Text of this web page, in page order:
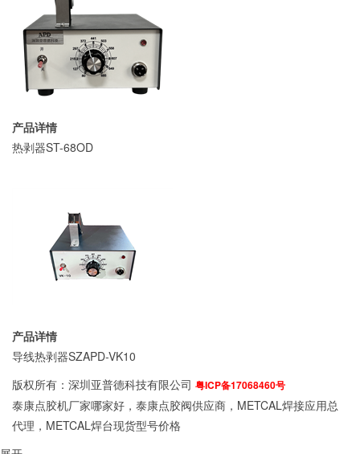
产品详情
热剥器ST-68OD
产品详情
导线热剥器SZAPD-VK10
版权所有：深圳亚普德科技有限公司 粤ICP备17068460号
泰康点胶机厂家哪家好，泰康点胶阀供应商，METCAL焊接应用总
代理，METCAL焊台现货型号价格